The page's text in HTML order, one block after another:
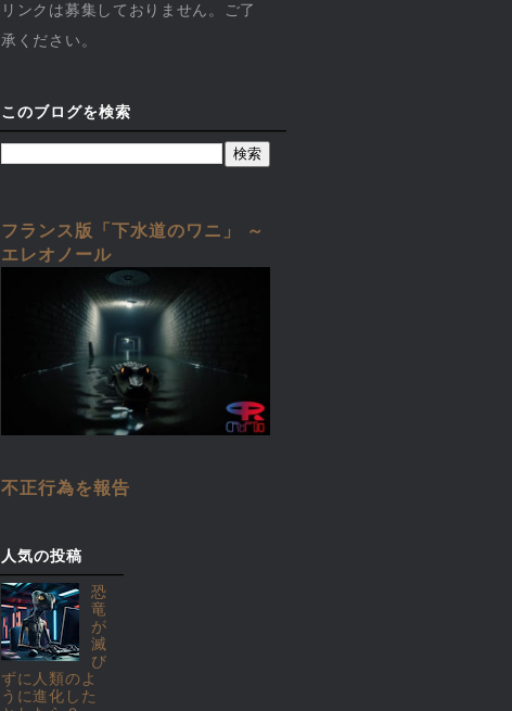
リンクは募集しておりません。ご了
承ください。
このブログを検索
フランス版「下水道のワニ」 ～
エレオノール
不正行為を報告
人気の投稿
恐
竜
が
滅
び
ずに人類のよ
うに進化した